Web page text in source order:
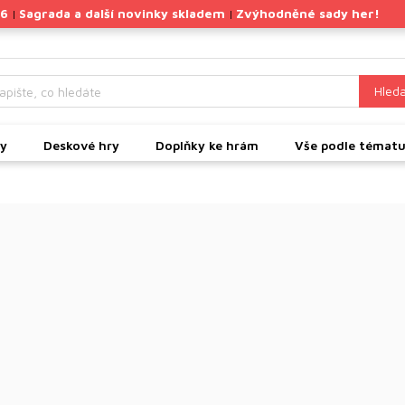
| Sagrada a další novinky skladem | Zvýhodněné sady her!
Deskové hry Doplňky ke hrám Vše podle tématu